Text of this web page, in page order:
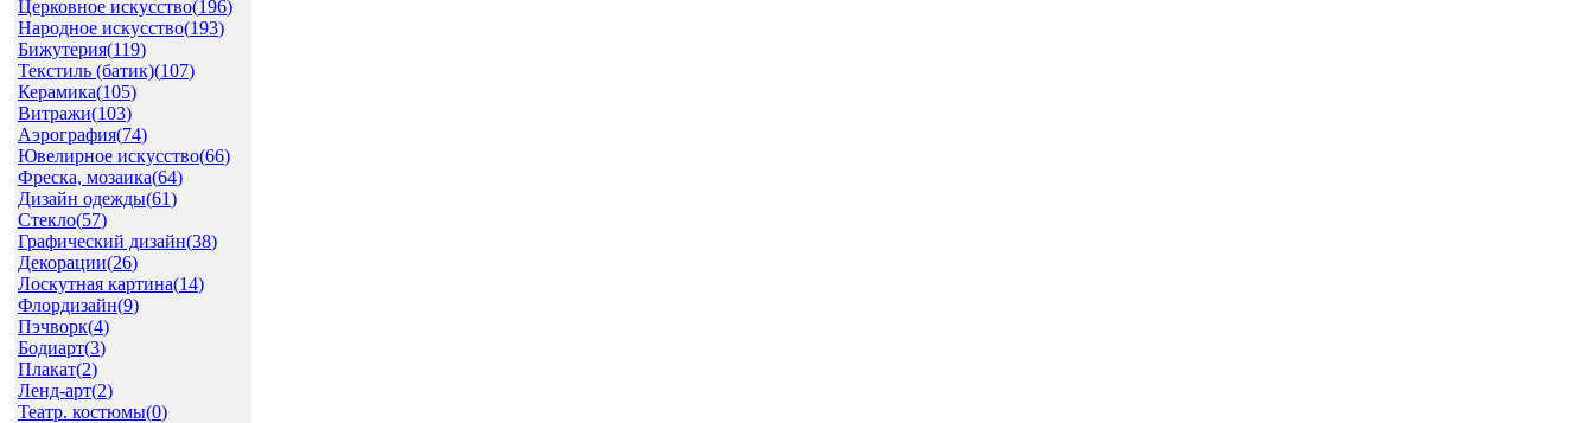
Церковное искусство(196)
Народное искусство(193)
Бижутерия(119)
Текстиль (батик)(107)
Керамика(105)
Витражи(103)
Аэрография(74)
Ювелирное искусство(66)
Фреска, мозаика(64)
Дизайн одежды(61)
Стекло(57)
Графический дизайн(38)
Декорации(26)
Лоскутная картина(14)
Флордизайн(9)
Пэчворк(4)
Бодиарт(3)
Плакат(2)
Ленд-арт(2)
Театр. костюмы(0)